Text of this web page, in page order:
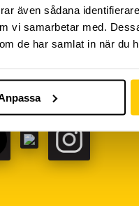
även sådana
vi samarbetar med.
de har samlat in när du
SOCIALA MEDIER
FACEBOOKTIKTOK